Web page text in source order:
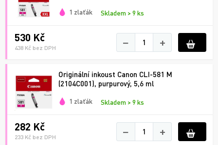
1 zlaťák Skladem > 9 ks
530 Kč
438 Kč bez DPH − +
Originální inkoust Canon CLI-581 M
(2104C001), purpurový, 5,6 ml
1 zlaťák Skladem > 9 ks
282 Kč
233 Kč bez DPH − +